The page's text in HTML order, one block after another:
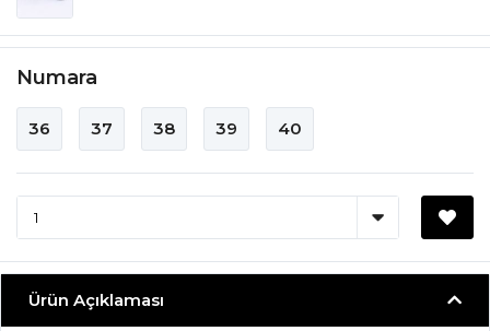
Numara
36 37 38 39 40
Ürün Açıklaması